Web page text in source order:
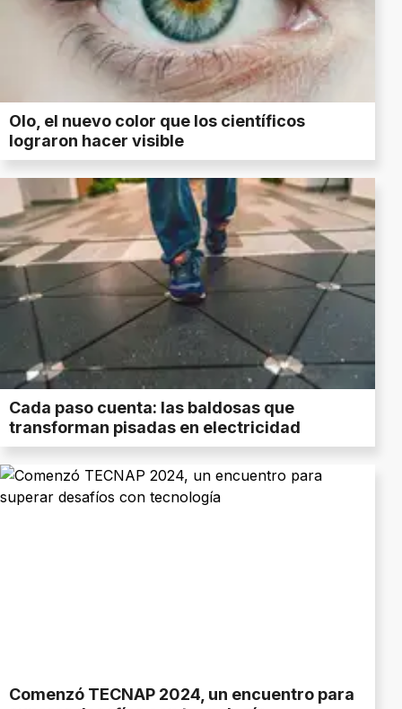
Olo, el nuevo color que los científicos
lograron hacer visible
Cada paso cuenta: las baldosas que
transforman pisadas en electricidad
Comenzó TECNAP 2024, un encuentro para